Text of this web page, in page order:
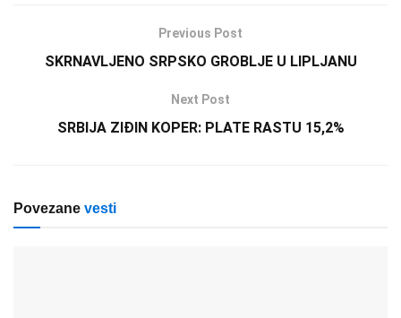
Previous Post
SKRNAVLJENO SRPSKO GROBLJE U LIPLJANU
Next Post
SRBIJA ZIĐIN KOPER: PLATE RASTU 15,2%
Povezane vesti